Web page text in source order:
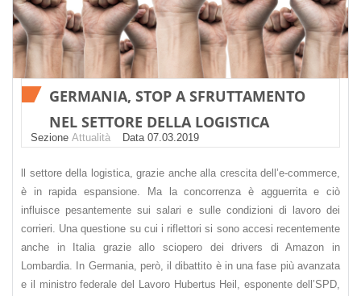
GERMANIA, STOP A SFRUTTAMENTO
NEL SETTORE DELLA LOGISTICA
Sezione Attualità Datа 07.03.2019
ll settore della logistica, grazie anche alla crescita dell’e-commerce,
è in rapida espansione. Ma la concorrenza è agguerrita e ciò
influisce pesantemente sui salari e sulle condizioni di lavoro dei
corrieri. Una questione su cui i riflettori si sono accesi recentemente
anche in Italia grazie allo sciopero dei drivers di Amazon in
Lombardia. In Germania, però, il dibattito è in una fase più avanzata
e il ministro federale del Lavoro Hubertus Heil, esponente dell’SPD,